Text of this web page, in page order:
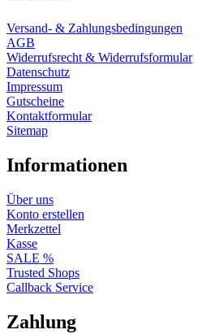
Versand- & Zahlungsbedingungen
AGB
Widerrufsrecht & Widerrufsformular
Datenschutz
Impressum
Gutscheine
Kontaktformular
Sitemap
Informationen
Über uns
Konto erstellen
Merkzettel
Kasse
SALE %
Trusted Shops
Callback Service
Zahlung